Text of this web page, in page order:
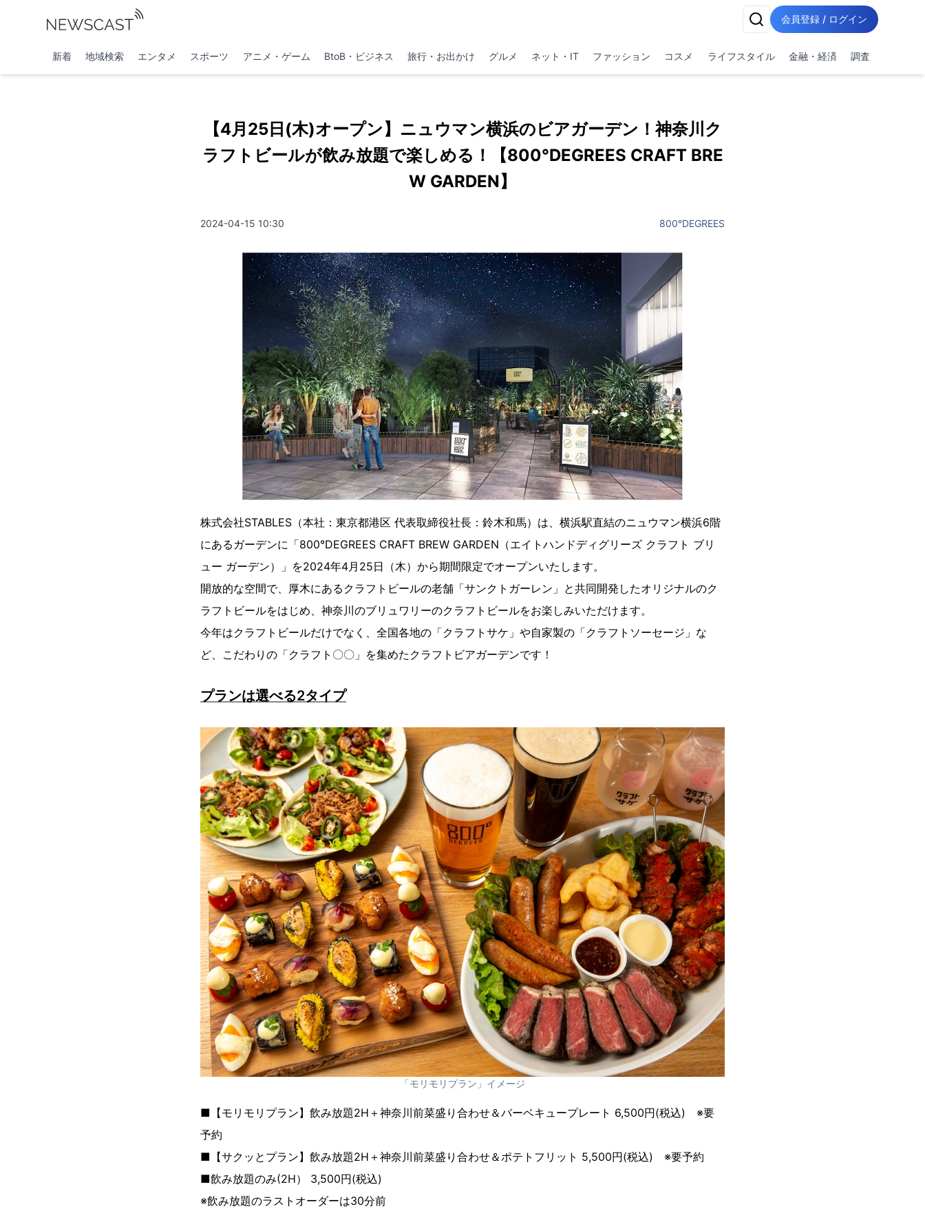
会員登録 / ログイン
新着 地域検索 エンタメ スポーツ アニメ・ゲーム BtoB・ビジネス 旅行・お出かけ グルメ ネット・IT ファッション コスメ ライフスタイル 金融・経済 調査
【4月25日(木)オープン】ニュウマン横浜のビアガーデン！神奈川ク
ラフトビールが飲み放題で楽しめる！【800°DEGREES CRAFT BRE
W GARDEN】
2024-04-15 10:30 800°DEGREES
株式会社STABLES（本社：東京都港区 代表取締役社長：鈴木和馬）は、横浜駅直結のニュウマン横浜6階
にあるガーデンに「800°DEGREES CRAFT BREW GARDEN（エイトハンドディグリーズ クラフト ブリ
ュー ガーデン）」を2024年4月25日（木）から期間限定でオープンいたします。
開放的な空間で、厚木にあるクラフトビールの老舗「サンクトガーレン」と共同開発したオリジナルのク
ラフトビールをはじめ、神奈川のブリュワリーのクラフトビールをお楽しみいただけます。
今年はクラフトビールだけでなく、全国各地の「クラフトサケ」や自家製の「クラフトソーセージ」な
ど、こだわりの「クラフト〇〇」を集めたクラフトビアガーデンです！
プランは選べる2タイプ
「モリモリプラン」イメージ
■【モリモリプラン】飲み放題2H＋神奈川前菜盛り合わせ＆バーベキュープレート 6,500円(税込) ※要
予約
■【サクッとプラン】飲み放題2H＋神奈川前菜盛り合わせ＆ポテトフリット 5,500円(税込) ※要予約
■飲み放題のみ(2H） 3,500円(税込)
※飲み放題のラストオーダーは30分前